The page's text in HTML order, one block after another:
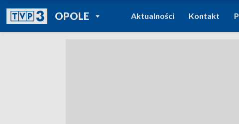
OPOLEPOWRÓT DO
TVP REGIONY
Aktualności Kontakt